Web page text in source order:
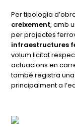
Per tipologia
creixement, amb
per projectes
infraestructures
volum licitat
actuacions en
també registra
principalment a